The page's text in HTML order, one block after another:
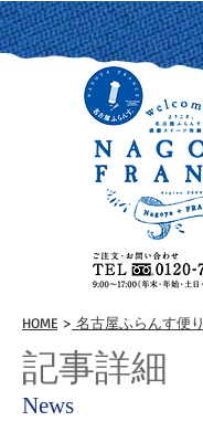
HOME > 名古屋ふらんす便り
記事詳細
News